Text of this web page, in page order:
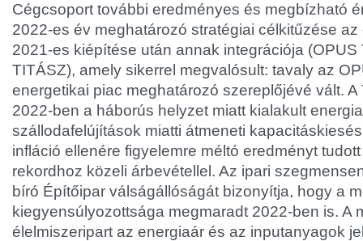
Cégcsoport további eredményes és megbízható
2022-es év meghatározó stratégiai célkitűzése
2021-es kiépítése után annak integrációja (OPUS
TITÁSZ), amely sikerrel megvalósult: tavaly az
energetikai piac meghatározó szereplőjévé vált.
2022-ben a háborús helyzet miatt kialakult
szállodafelújítások miatti átmeneti
infláció ellenére figyelemre méltó eredményt
rekordhoz közeli árbevétellel. Az ipari
bíró Építőipar válságállóságát bizonyítja, hogy a
kiegyensúlyozottsága megmaradt 2022-ben is. A
élelmiszeripart az energiaár és az inputanyagok